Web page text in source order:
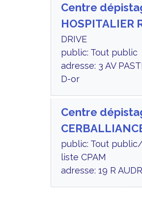
Centre
HOSPITALIER
DRIVE
public: Tout public
adresse: 3 AV
D-or
Centre
public: Tout
liste CPAM
adresse: 19 R